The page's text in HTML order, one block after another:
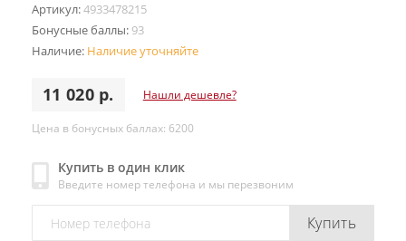
Артикул:4933478215
Бонусные баллы: 93
Наличие: Наличие уточняйте
11 020 р. Нашли дешевле?
Цена в бонусных баллах: 6200
Купить в один клик
Введите номер телефона и мы перезвоним
Купить